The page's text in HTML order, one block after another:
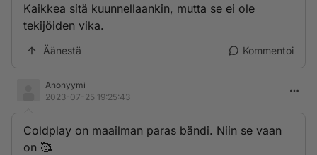
Kaikkea sitä kuunnellaankin, mutta se ei ole
tekijöiden vika.
Äänestä Kommentoi
Anonyymi
2023-07-25 19:25:43
Coldplay on maailman paras bändi. Niin se vaan
on 🥰